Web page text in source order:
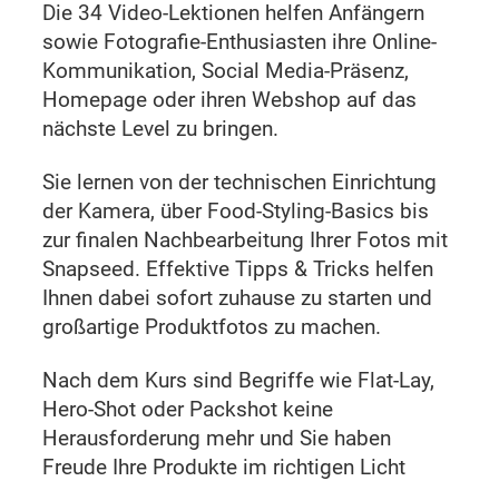
Die 34 Video-Lektionen helfen Anfängern
sowie Fotografie-Enthusiasten ihre Online-
Kommunikation, Social Media-Präsenz,
Homepage oder ihren Webshop auf das
nächste Level zu bringen.
Sie lernen von der technischen Einrichtung
der Kamera, über Food-Styling-Basics bis
zur finalen Nachbearbeitung Ihrer Fotos mit
Snapseed. Effektive Tipps & Tricks helfen
Ihnen dabei sofort zuhause zu starten und
großartige Produktfotos zu machen.
Nach dem Kurs sind Begriffe wie Flat-Lay,
Hero-Shot oder Packshot keine
Herausforderung mehr und Sie haben
Freude Ihre Produkte im richtigen Licht